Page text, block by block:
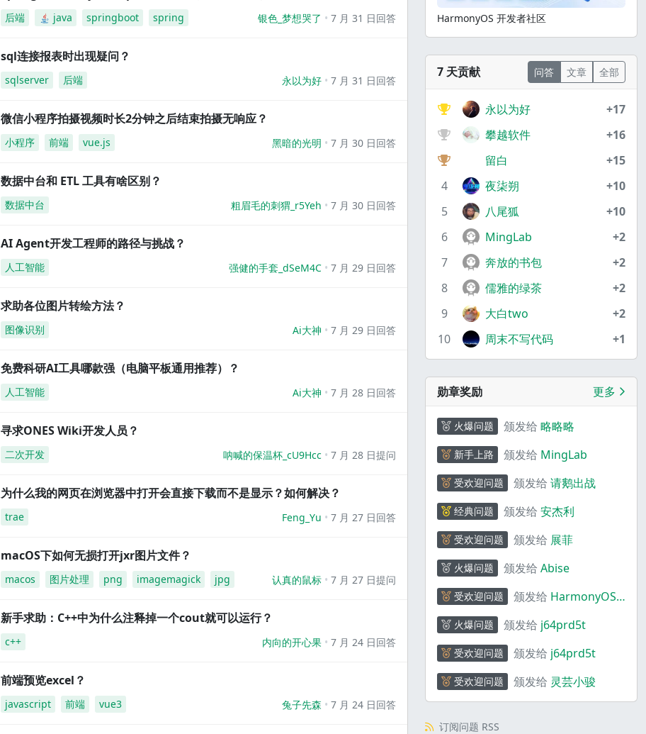
后端 java springboot spring 银色_梦想哭了 7 月 31 日回答
sql连接报表时出现疑问？
sqlserver 后端 永以为好 7 月 31 日回答
微信小程序拍摄视频时长2分钟之后结束拍摄无响应？
小程序 前端 vue.js 黑暗的光明 7 月 30 日回答
数据中台和 ETL 工具有啥区别？
数据中台 粗眉毛的刺猬_r5Yeh 7 月 30 日回答
AI Agent开发工程师的路径与挑战？
人工智能 强健的手套_dSeM4C 7 月 29 日回答
求助各位图片转绘方法？
图像识别 Ai大神 7 月 29 日回答
免费科研AI工具哪款强（电脑平板通用推荐）？
人工智能 Ai大神 7 月 28 日回答
寻求ONES Wiki开发人员？
二次开发 呐喊的保温杯_cU9Hcc 7 月 28 日提问
为什么我的网页在浏览器中打开会直接下载而不是显示？如何解决？
trae Feng_Yu 7 月 27 日回答
macOS下如何无损打开jxr图片文件？
macos 图片处理 png imagemagick jpg 认真的鼠标 7 月 27 日提问
新手求助：C++中为什么注释掉一个cout就可以运行？
c++ 内向的开心果 7 月 24 日回答
前端预览excel？
javascript 前端 vue3 兔子先森 7 月 24 日回答
HarmonyOS 开发者社区
7 天贡献 问答 文章 全部
永以为好
+17
攀越软件
+16
留白
+15
4
夜柒朔
+10
5
八尾狐
+10
6
MingLab
+2
7
奔放的书包
+2
8
儒雅的绿茶
+2
9
大白two
+2
10
周末不写代码 +1
勋章奖励 更多
火爆问题 颁发给 略略略
新手上路 颁发给 MingLab
受欢迎问题 颁发给 请鹅出战
经典问题 颁发给 安杰利
受欢迎问题 颁发给 展菲
火爆问题 颁发给 Abise
受欢迎问题 颁发给 HarmonyOS
火爆问题 颁发给 j64prd5t
受欢迎问题 颁发给 j64prd5t
受欢迎问题 颁发给 灵芸小骏
订阅问题 RSS